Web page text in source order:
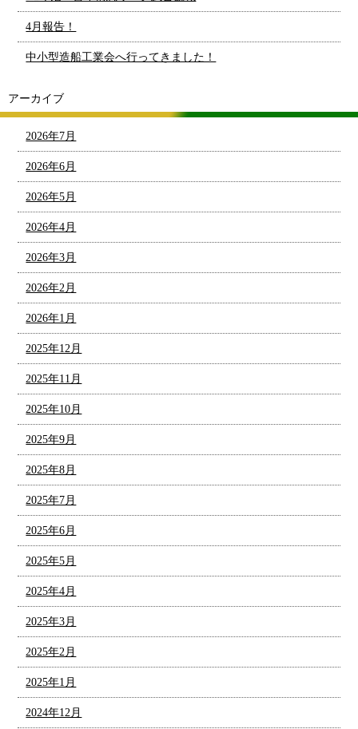
4月報告！
中小型造船工業会へ行ってきました！
アーカイブ
2026年7月
2026年6月
2026年5月
2026年4月
2026年3月
2026年2月
2026年1月
2025年12月
2025年11月
2025年10月
2025年9月
2025年8月
2025年7月
2025年6月
2025年5月
2025年4月
2025年3月
2025年2月
2025年1月
2024年12月